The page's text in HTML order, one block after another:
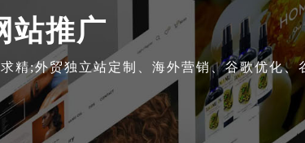
站推广
精;外贸独立站定制、海外营销、谷歌优化